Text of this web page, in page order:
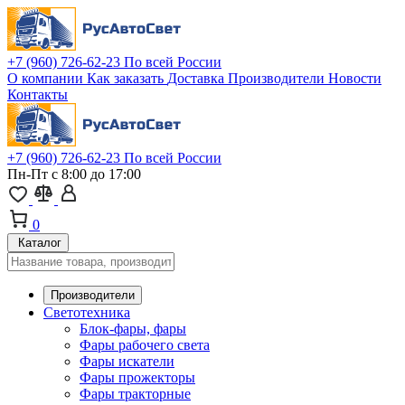
+7 (960) 726-62-23 По всей России
О компании Как заказать Доставка Производители Новости
Контакты
+7 (960) 726-62-23 По всей России
Пн-Пт с 8:00 до 17:00
0
Каталог
Производители
Светотехника
Блок-фары, фары
Фары рабочего света
Фары искатели
Фары прожекторы
Фары тракторные